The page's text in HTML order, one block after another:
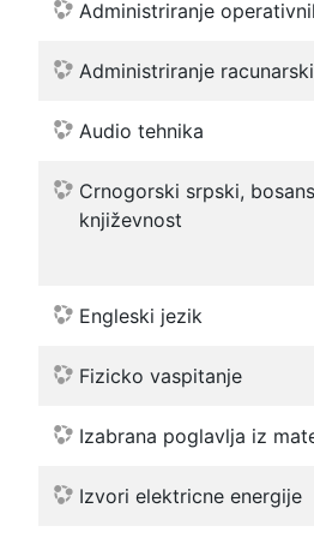
Administriranje
Administriranje
Audio tehnika
Crnogorski srpski,
književnost
Engleski jezik
Fizicko vaspitanje
Izabrana poglavlja iz
Izvori elektricne energije